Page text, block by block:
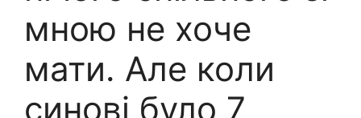
мною не хоче
мати. Але коли
синові було 7